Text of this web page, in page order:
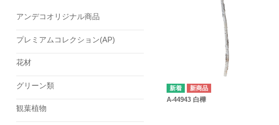
新商品
A-44943 白樺
アンデコオリジナル商品
プレミアムコレクション(AP)
花材
グリーン類
観葉植物